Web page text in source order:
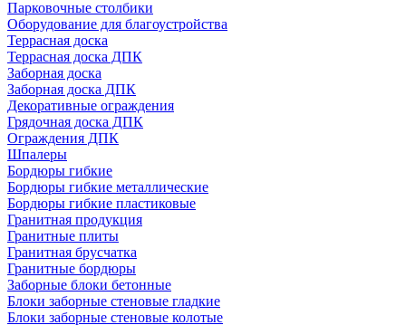
Парковочные столбики
Оборудование для благоустройства
Террасная доска
Террасная доска ДПК
Заборная доска
Заборная доска ДПК
Декоративные ограждения
Грядочная доска ДПК
Ограждения ДПК
Шпалеры
Бордюры гибкие
Бордюры гибкие металлические
Бордюры гибкие пластиковые
Гранитная продукция
Гранитные плиты
Гранитная брусчатка
Гранитные бордюры
Заборные блоки бетонные
Блоки заборные стеновые гладкие
Блоки заборные стеновые колотые